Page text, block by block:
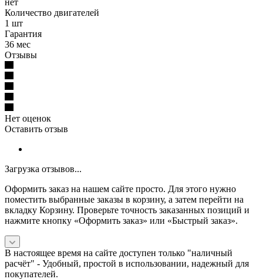
Количество двигателей
1 шт
Гарантия
36 мес
Отзывы
Нет оценок
Оставить отзыв
Загрузка отзывов...
Оформить заказ на нашем сайте просто. Для этого нужно
поместить выбранные заказы в корзину, а затем перейти на
вкладку Корзину. Проверьте точность заказанных позиций и
нажмите кнопку «Оформить заказ» или «Быстрый заказ».
В настоящее время на сайте доступен только "наличный
расчёт" - Удобный, простой в использовании, надежный для
покупателей.